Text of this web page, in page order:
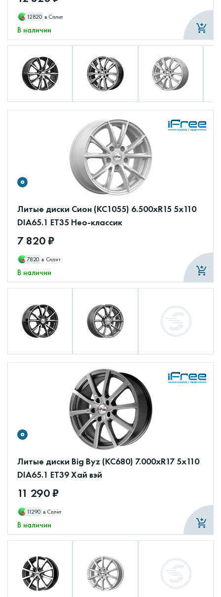
12820 в Сплит
В наличии
Литые диски Сион (КС1055) 6.500xR15 5x110
DIA65.1 ET35 Нео-классик
7 820 ₽
7820 в Сплит
В наличии
Литые диски Big Byz (КС680) 7.000xR17 5x110
DIA65.1 ET39 Хай вэй
11 290 ₽
11290 в Сплит
В наличии